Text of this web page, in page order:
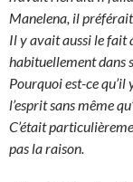
Manelena, il
Il y avait aussi le fait
habituellement dans
Pourquoi est-ce
l’esprit sans même
C’était
pas la raison.